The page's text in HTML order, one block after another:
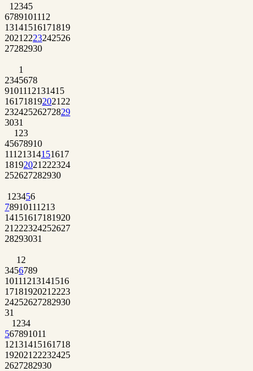
1 2345
6789101112
13141516171819
2021 2223242526
27282930
1
2345678
9101112131415
161718192021 22
23242526272829
3031
1 23
45678910
11121314151617
18192021 222324
252627282930
1 23456
78910111213
14151617181920
21 222324252627
28293031
1 2
3456789
10111213141516
1718192021 2223
24252627282930
31
1 234
567891011
12131415161718
192021 22232425
2627282930